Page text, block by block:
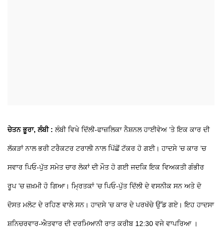
ਚੇਤਨ ਭੂਰਾ, ਲੰਬੀ :ਲੰਬੀ ਵਿਖੇ ਦਿੱਲੀ-ਫਾਜ਼ਲਿਕਾ ਨੈਸ਼ਨਲ ਹਾਈਵੇਅ ’ਤੇ ਇਕ ਕਾਰ ਦੀ
ਲੱਕੜਾਂ ਨਾਲ ਭਰੀ ਟਰੈਕਟਰ ਟਰਾਲੀ ਨਾਲ ਪਿੱਛੋਂ ਟੱਕਰ ਹੋ ਗਈ। ਹਾਦਸੇ ’ਚ ਕਾਰ ’ਚ
ਸਵਾਰ ਪਿਓ-ਪੁੱਤ ਸਮੇਤ ਚਾਰ ਲੋਕਾਂ ਦੀ ਮੌਤ ਹੋ ਗਈ ਜਦਕਿ ਇਕ ਵਿਅਕਤੀ ਗੰਭੀਰ
ਰੂਪ ’ਚ ਜ਼ਖ਼ਮੀ ਹੋ ਗਿਆ। ਮ੍ਰਿਤਕਾਂ ’ਚ ਪਿਓ-ਪੁੱਤ ਦਿੱਲੀ ਦੇ ਵਸਨੀਕ ਸਨ ਅਤੇ ਦੋ
ਦੋਸਤ ਮਲੋਟ ਦੇ ਰਹਿਣ ਵਾਲੇ ਸਨ। ਹਾਦਸੇ ’ਚ ਕਾਰ ਦੇ ਪਰਖੱਚੇ ਉੱਡ ਗਏ। ਇਹ ਹਾਦਸਾ
ਸ਼ਨਿਚਰਵਾਰ-ਐਤਵਾਰ ਦੀ ਦਰਮਿਆਨੀ ਰਾਤ ਕਰੀਬ 12:30 ਵਜੇ ਵਾਪਰਿਆ ।